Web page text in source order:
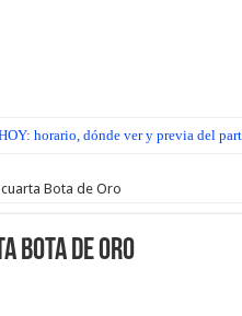
horario, dónde ver y previa del
Bota de Oro
Bota de Oro